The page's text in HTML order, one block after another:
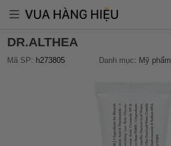
DR.ALTHEA
Mã SP: h273805 Danh mục: Mỹ phẩm